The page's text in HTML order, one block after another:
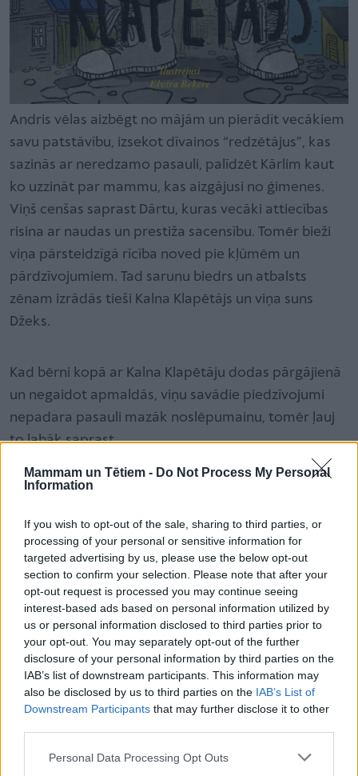
Mammam un Tētiem - Do Not Process My Personal
Information
If you wish to opt-out of the sale, sharing to third parties, or
processing of your personal or sensitive information for
targeted advertising by us, please use the below opt-out
section to confirm your selection. Please note that after your
opt-out request is processed you may continue seeing
interest-based ads based on personal information utilized by
us or personal information disclosed to third parties prior to
your opt-out. You may separately opt-out of the further
disclosure of your personal information by third parties on the
IAB’s list of downstream participants. This information may
also be disclosed by us to third parties on the IAB’s List of
Downstream Participants that may further disclose it to other
Personal Data Processing Opt Outs
Andris vēlas aizbēgt no mājām un pierādīt vecākiem
savu patstāvību, izsekot dīvainos “redzētājus”, kas
sazinās ar neredzamo pasauli, palīdzēt Kārlim kaut
ko uzzināt par mammu, kas aizgājusi no ģimenes.
Viņš cenšas saprast Dārtu, kuras vecāki attiecības
risina ar naudas un prestiža sacensību. Tomēr bieži
viņa pārsteidzīgā rīcība noved pie kļūmēm un
pārdzīvojumiem. Tad sarunu biedrs un atbalsts
zēnam izrādās tieši Kalna Klapētājs un viņa suns
Džeks.
Kad bērni kopā ar Kalna Klapētāju dodas pārgājienā
un negaidot apmaldās, viņu savādie piedzīvojumi
nepadara pasauli mazāk noslēpumainu, tomēr ļauj
to labāk saprast.
Grāmatas darbība norisinās ļoti konkrētās
ilustratore. Bērni bārsta tipiskus mūsdienu valodas
piesārņojuma elementus, asprātīgās ilustrācijas
sasaucas ar komiksu zīmēšanas paņēmieniem. Un
tomēr grāmatai piemīt sapņa estētika – sapnis, kurā
savijas zēna ilgas un nojausmas, izrādās ceļvedis
notikumiem reālajā dzīvē.